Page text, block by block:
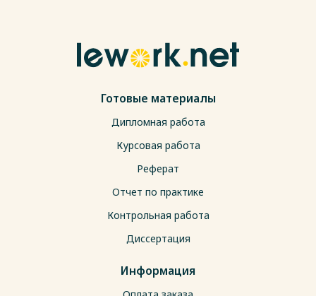
Готовые материалы
Дипломная работа
Курсовая работа
Реферат
Отчет по практике
Контрольная работа
Диссертация
Информация